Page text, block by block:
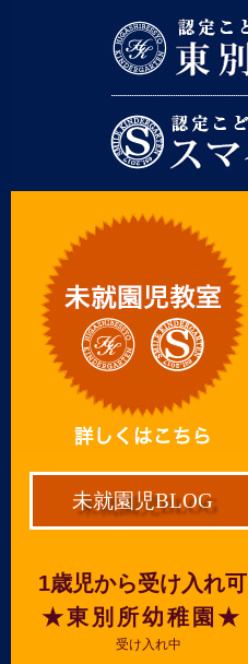
未就園児BLOG
1歳児から受け入れ可
★東別所幼稚園★
受け入れ中